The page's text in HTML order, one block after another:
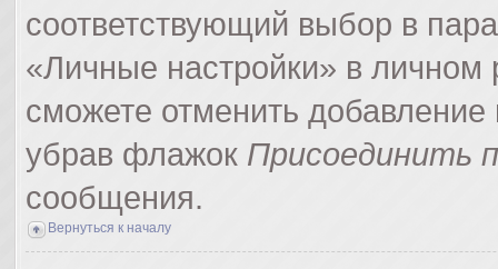
соответствующий выбор в
«Личные настройки» в
сможете отменить
убрав флажок Присоединить
сообщения.
Вернуться к началу